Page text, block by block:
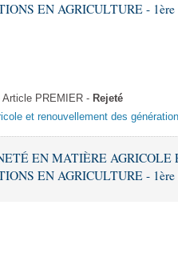
EN AGRICULTURE - 1ère
Article PREMIER - Rejeté
et renouvellement des
EN MATIÈRE AGRICOLE
EN AGRICULTURE - 1ère